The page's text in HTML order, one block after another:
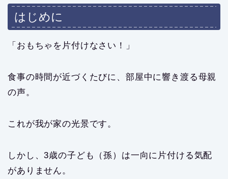
はじめに
「おもちゃを片付けなさい！」
食事の時間が近づくたびに、部屋中に響き渡る母親
の声。
これが我が家の光景です。
しかし、3歳の子ども（孫）は一向に片付ける気配
がありません。